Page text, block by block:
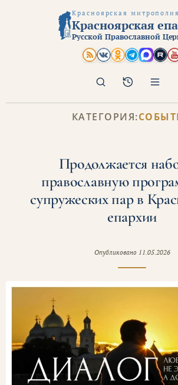
Красноярская митрополия
Красноярская
Русской Православной
Архив
Поиск
КАТЕГОРИЯ:
Продолжается
православную
супружеских пар в
епархии
Опубликовано 11.05.2026